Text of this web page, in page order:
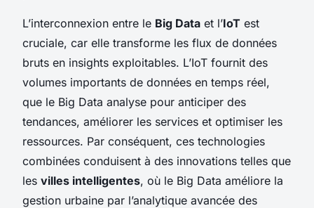
L’interconnexion entre le Big Data et l’IoT est
cruciale, car elle transforme les flux de données
bruts en insights exploitables. L’IoT fournit des
volumes importants de données en temps réel,
que le Big Data analyse pour anticiper des
tendances, améliorer les services et optimiser les
ressources. Par conséquent, ces technologies
combinées conduisent à des innovations telles que
les villes intelligentes, où le Big Data améliore la
gestion urbaine par l’analytique avancée des